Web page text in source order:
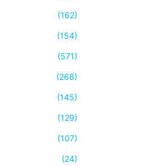
(162)
(154)
(571)
(268)
(145)
(129)
(107)
(24)